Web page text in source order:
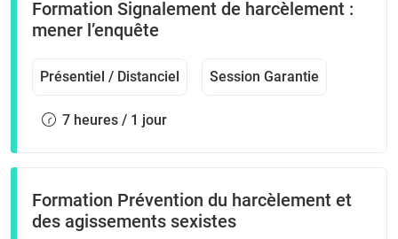
Formation Signalement de harcèlement :
mener l’enquête
Présentiel / Distanciel Session Garantie
7 heures / 1 jour
Formation Prévention du harcèlement et
des agissements sexistes